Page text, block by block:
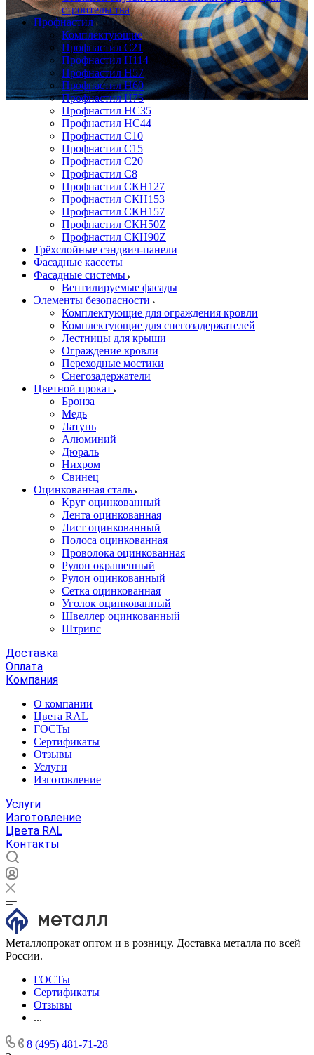
строительства
Профнастил
Комплектующие
Профнастил C21
Профнастил Н114
Профнастил Н57
Профнастил Н60
Профнастил Н75
Профнастил НС35
Профнастил НС44
Профнастил С10
Профнастил С15
Профнастил С20
Профнастил С8
Профнастил СКН127
Профнастил СКН153
Профнастил СКН157
Профнастил СКН50Z
Профнастил СКН90Z
Трёхслойные сэндвич-панели
Фасадные кассеты
Фасадные системы
Вентилируемые фасады
Элементы безопасности
Комплектующие для ограждения кровли
Комплектующие для снегозадержателей
Лестницы для крыши
Ограждение кровли
Переходные мостики
Снегозадержатели
Цветной прокат
Бронза
Медь
Латунь
Алюминий
Дюраль
Нихром
Свинец
Оцинкованная сталь
Круг оцинкованный
Лента оцинкованная
Лист оцинкованный
Полоса оцинкованная
Проволока оцинкованная
Рулон окрашенный
Рулон оцинкованный
Сетка оцинкованная
Уголок оцинкованный
Швеллер оцинкованный
Штрипс
Доставка
Оплата
Компания
О компании
Цвета RAL
ГОСТы
Сертификаты
Отзывы
Услуги
Изготовление
Услуги
Изготовление
Цвета RAL
Контакты
Металлопрокат оптом и в розницу. Доставка металла по всей
России.
ГОСТы
Сертификаты
Отзывы
...
8 (495) 481-71-28